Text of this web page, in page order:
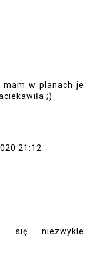
mam w planach je
;)
21:12
się niezwykle